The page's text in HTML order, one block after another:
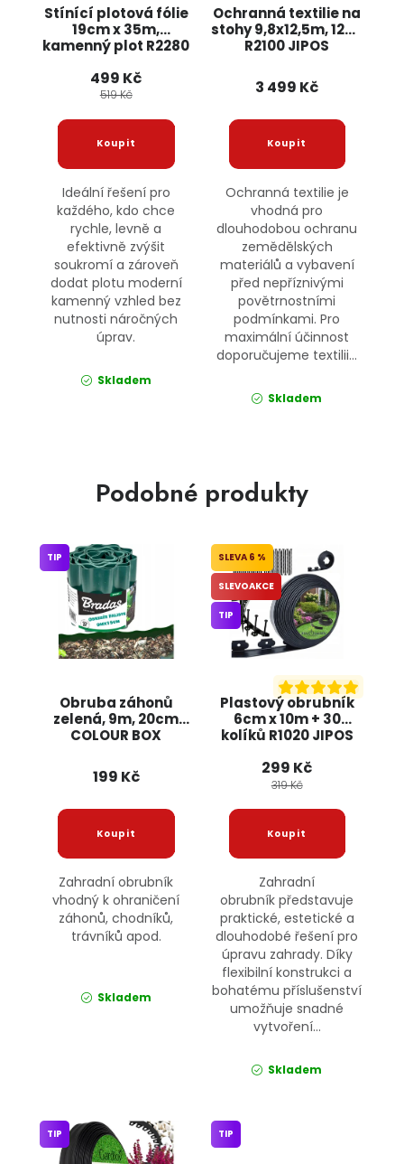
Stínící plotová fólie
19cm x 35m,
kamenný plot R2280
499 Kč
519 Kč
Ideální řešení pro
každého, kdo chce
rychle, levně a
efektivně zvýšit
soukromí a zároveň
dodat plotu moderní
kamenný vzhled bez
nutnosti náročných
úprav.
Skladem
Ochranná textilie na
stohy 9,8x12,5m, 120g
R2100 JIPOS
3 499 Kč
Ochranná textilie je
vhodná pro
dlouhodobou ochranu
zemědělských
materiálů a vybavení
před nepříznivými
povětrnostními
podmínkami. Pro
maximální účinnost
doporučujeme textilii...
Skladem
Podobné produkty
Obruba záhonů
zelená, 9m, 20cm
COLOUR BOX
TIP
199 Kč
Zahradní obrubník
vhodný k ohraničení
záhonů, chodníků,
trávníků apod.
Skladem
Plastový obrubník
6cm x 10m + 30
kolíků R1020 JIPOS
6 %
SLEVOAKCE
TIP
299 Kč
319 Kč
Zahradní
obrubník představuje
praktické, estetické a
dlouhodobé řešení pro
úpravu zahrady. Díky
flexibilní konstrukci a
bohatému příslušenství
umožňuje snadné
vytvoření...
Skladem
TIP TIP